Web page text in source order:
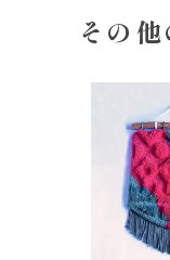
その